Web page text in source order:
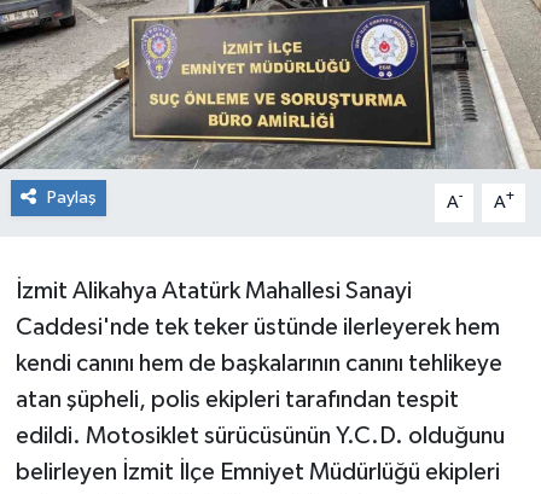
Paylaş A- A+
İzmit Alikahya Atatürk Mahallesi Sanayi
Caddesi'nde tek teker üstünde ilerleyerek hem
kendi canını hem de başkalarının canını tehlikeye
atan şüpheli, polis ekipleri tarafından tespit
edildi. Motosiklet sürücüsünün Y.C.D. olduğunu
belirleyen İzmit İlçe Emniyet Müdürlüğü ekipleri